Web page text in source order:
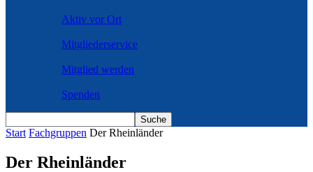
Aktiv vor Ort
Mitgliederservice
Mitglied werden
Spenden
Start Fachgruppen Der Rheinländer
Der Rheinländer